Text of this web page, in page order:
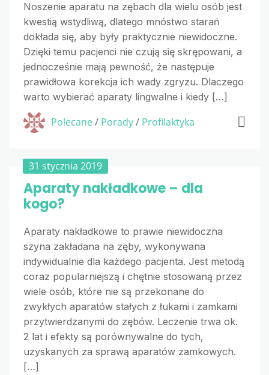
Noszenie aparatu na zębach dla wielu osób jest
kwestią wstydliwą, dlatego mnóstwo starań
dokłada się, aby były praktycznie niewidoczne.
Dzięki temu pacjenci nie czują się skrępowani, a
jednocześnie mają pewność, że następuje
prawidłowa korekcja ich wady zgryzu. Dlaczego
warto wybierać aparaty lingwalne i kiedy […]
Polecane/ Porady/ Profilaktyka
31 stycznia 2019
Aparaty nakładkowe – dla
kogo?
Aparaty nakładkowe to prawie niewidoczna
szyna zakładana na zęby, wykonywana
indywidualnie dla każdego pacjenta. Jest metodą
coraz popularniejszą i chętnie stosowaną przez
wiele osób, które nie są przekonane do
zwykłych aparatów stałych z łukami i zamkami
przytwierdzanymi do zębów. Leczenie trwa ok.
2 lat i efekty są porównywalne do tych,
uzyskanych za sprawą aparatów zamkowych.
[…]